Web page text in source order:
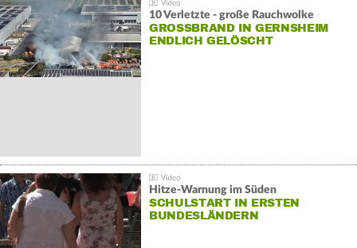
10 Verletzte - große Rauchwolke
GROSSBRAND IN GERNSHEIM E
NDLICH GELÖSCHT
Hitze-Warnung im Süden
SCHULSTART IN ERSTEN
BUNDESLÄNDERN